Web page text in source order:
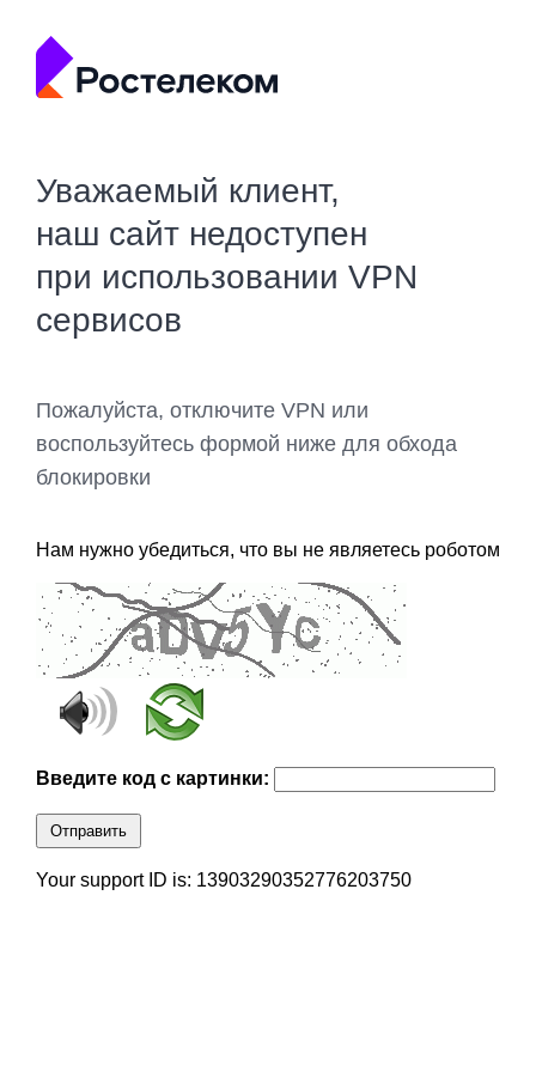
Уважаемый клиент,
наш сайт недоступен
при использовании VPN
сервисов
Пожалуйста, отключите VPN или
воспользуйтесь формой ниже для обхода
блокировки
Нам нужно убедиться, что вы не являетесь роботом
Введите код с картинки:
Отправить
Your support ID is: 13903290352776203750